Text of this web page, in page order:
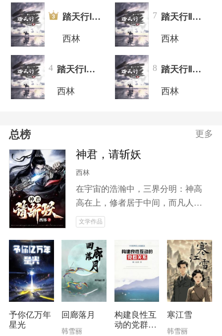
踏天行Ⅰ（上）：望云大陆
西林
4 踏天行Ⅰ（下）：望云大陆
西林
7 踏天行Ⅱ（上）:初入追云
西林
8 踏天行Ⅱ（下）：星域战起
西林
总榜 更多
神君，请斩妖
西林
在宇宙的浩瀚中，三界分明：神高
高在上，修者居于中间，而凡人却
被遗忘于尘世。随着妖道的崛起，
血雨。城主之子云笙，本是无名之
辈，却因神魂附体而开启了修仙之
旅。他将如何面对人鬼之间错综复
杂的关系？当妖魔肆虐、邪修作
乱，为求长生不惜血祭无辜时，云
笙将踏上斩妖除邪之路。在这条险
恶之路上，他不仅要放下世俗羁
文学作品
予你亿万年
星光
回廊落月
韩雪丽
构建良性互
动的党群关
寒江雪
韩雪丽